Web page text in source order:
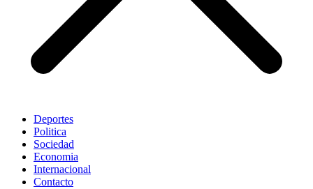
Deportes
Politica
Sociedad
Economia
Internacional
Contacto